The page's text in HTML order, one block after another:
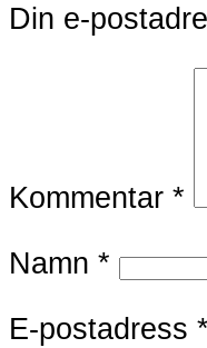
Din e-
Kommentar *
Namn *
E-postadress *